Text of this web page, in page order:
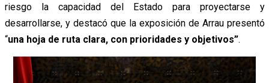
riesgo la capacidad del Estado para proyectarse y
desarrollarse, y destacó que la exposición de Arrau presentó
“una hoja de ruta clara, con prioridades y objetivos”.